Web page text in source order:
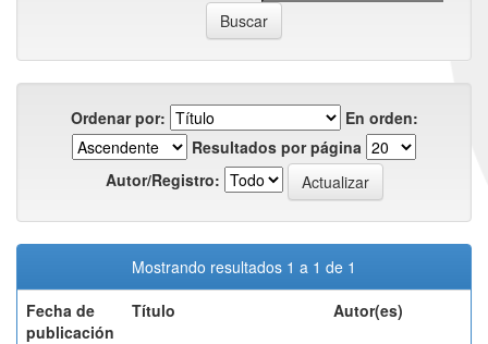
Ordenar por:
En orden:
Resultados por página
Autor/Registro:
Mostrando resultados 1 a 1 de 1
Fecha de
publicación
Título Autor(es)